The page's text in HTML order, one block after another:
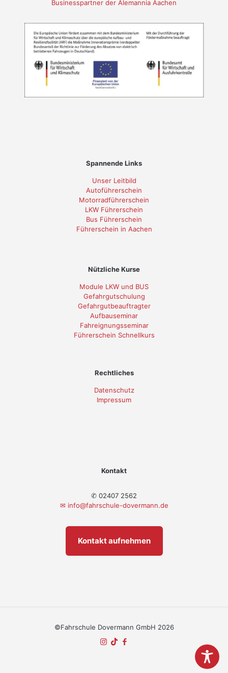
Businesspartner der Alemannia Aachen
Spannende Links
Unser Leitbild
Autoführerschein
Motorradführerschein
LKW Führerschein
Bus Führerschein
Führerschein in Aachen
Nützliche Kurse
Module LKW und BUS
Gefahrgutschulung
Gefahrgutbeauftragter
Aufbauseminar
Fahreignungsseminar
Führerschein Schnellkurs
Rechtliches
Datenschutz
Impressum
Kontakt
✆ 02407 2562
✉ info@fahrschule-dovermann.de
Kontakt aufnehmen
©Fahrschule Dovermann GmbH 2026